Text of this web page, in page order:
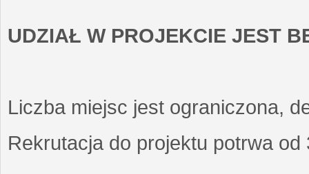
UDZIAŁ W PROJEKCIE JEST
Liczba miejsc jest ograniczona,
Rekrutacja do projektu potrwa